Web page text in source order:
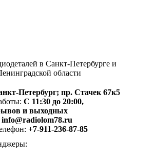
в Санкт-Петербурге и
области
Петербург; пр. Стачек 67к5
С 11:30 до 20:00,
и выходных
info@radiolom78.ru
+7-911-236-87-85